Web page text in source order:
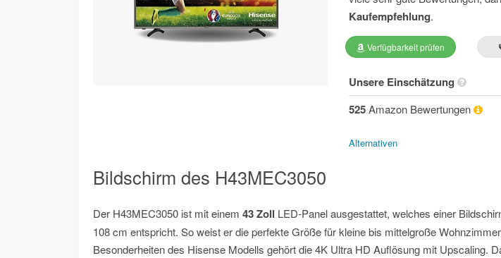
Kaufempfehlung.
Verfügbarkeit prüfen
Unsere Einschätzung
525Amazon Bewertungen
Alternativen
Bildschirm des H43MEC3050
Der H43MEC3050 ist mit einem 43 Zoll LED-Panel ausgestattet, welches einer
108 cm entspricht. So weist er die perfekte Größe für kleine bis mittelgroße
Besonderheiten des Hisense Modells gehört die 4K Ultra HD Auflösung mit Upscaling.